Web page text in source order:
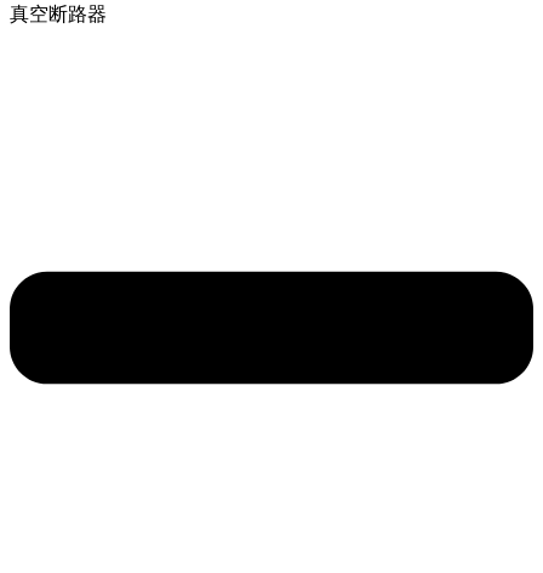
真空断路器